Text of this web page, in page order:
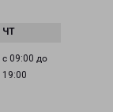
с 09:00 до
19:00